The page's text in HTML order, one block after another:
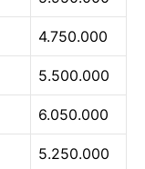
4.750.000
5.500.000
6.050.000
5.250.000